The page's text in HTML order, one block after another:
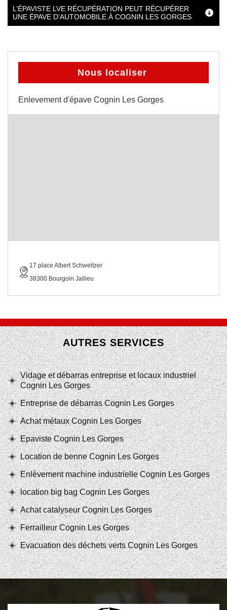
L’ÉPAVISTE LVE RÉCUPÉRATION PEUT RÉCUPÉRER
UNE ÉPAVE D’AUTOMOBILE À COGNIN LES GORGES
Nous localiser
Enlevement d'épave Cognin Les Gorges
17 place Albert Schweitzer
38300 Bourgoin Jallieu
AUTRES SERVICES
Vidage et débarras entreprise et locaux industriel
Cognin Les Gorges
Entreprise de débarras Cognin Les Gorges
Achat métaux Cognin Les Gorges
Epaviste Cognin Les Gorges
Location de benne Cognin Les Gorges
Enlèvement machine industrielle Cognin Les Gorges
location big bag Cognin Les Gorges
Achat catalyseur Cognin Les Gorges
Ferrailleur Cognin Les Gorges
Evacuation des déchets verts Cognin Les Gorges